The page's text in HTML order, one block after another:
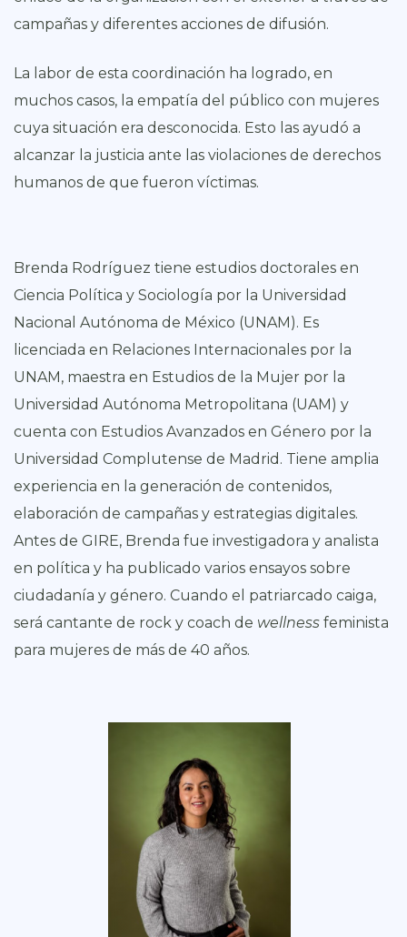
campañas y diferentes acciones de difusión.
La labor de esta coordinación ha logrado, en
muchos casos, la empatía del público con mujeres
cuya situación era desconocida. Esto las ayudó a
alcanzar la justicia ante las violaciones de derechos
humanos de que fueron víctimas.
Brenda Rodríguez tiene estudios doctorales en
Ciencia Política y Sociología por la Universidad
Nacional Autónoma de México (UNAM). Es
licenciada en Relaciones Internacionales por la
UNAM, maestra en Estudios de la Mujer por la
Universidad Autónoma Metropolitana (UAM) y
cuenta con Estudios Avanzados en Género por la
Universidad Complutense de Madrid. Tiene amplia
experiencia en la generación de contenidos,
elaboración de campañas y estrategias digitales.
Antes de GIRE, Brenda fue investigadora y analista
en política y ha publicado varios ensayos sobre
ciudadanía y género. Cuando el patriarcado caiga,
será cantante de rock y coach de wellness feminista
para mujeres de más de 40 años.